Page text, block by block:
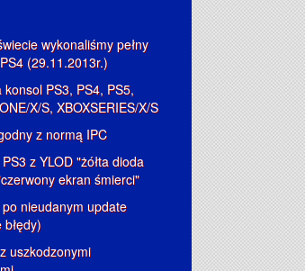
wykonaliśmy pełny
(29.11.2013r.)
PS3, PS4, PS5,
X/S, XBOXSERIES/X/S
z normą IPC
z YLOD "żółta dioda
ekran śmierci"
nieudanym update
uszkodzonymi